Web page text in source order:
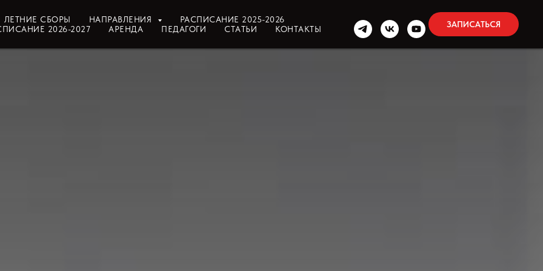
ЛЕТНИЕ СБОРЫ НАПРАВЛЕНИЯ
РАСПИСАНИЕ 2025-2026
2026-2027
АРЕНДА ПЕДАГОГИ СТАТЬИ КОНТАКТЫ
ЗАПИСАТЬСЯ